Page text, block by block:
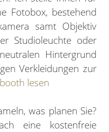
Fotobox, bestehend
samt Objektiv
Studioleuchte oder
Hintergrund
Verkleidungen zur
lesen
was planen Sie?
eine kostenfreie